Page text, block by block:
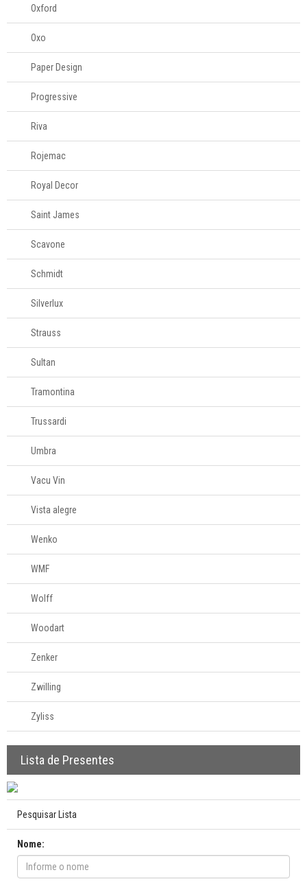
Oxford
Oxo
Paper Design
Progressive
Riva
Rojemac
Royal Decor
Saint James
Scavone
Schmidt
Silverlux
Strauss
Sultan
Tramontina
Trussardi
Umbra
Vacu Vin
Vista alegre
Wenko
WMF
Wolff
Woodart
Zenker
Zwilling
Zyliss
Lista de Presentes
Pesquisar Lista
Nome: